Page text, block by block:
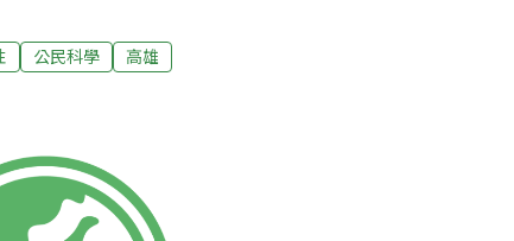
過社群網絡將紫斑蝶之美分享到國際。
蝶翅膀上寫下代號與日期，同時記錄下
，蝴蝶與人共享同一片土地，需要彼此照
考慮蝴蝶——即使牠們身型嬌小，也是一
二的「紫蝶幽谷」奇景，及紫斑蝶協會如
公民科學 高雄